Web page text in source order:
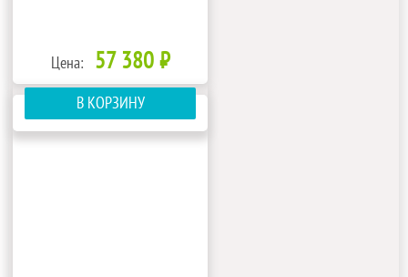
Цена: 57 380 ₽
В КОРЗИНУ